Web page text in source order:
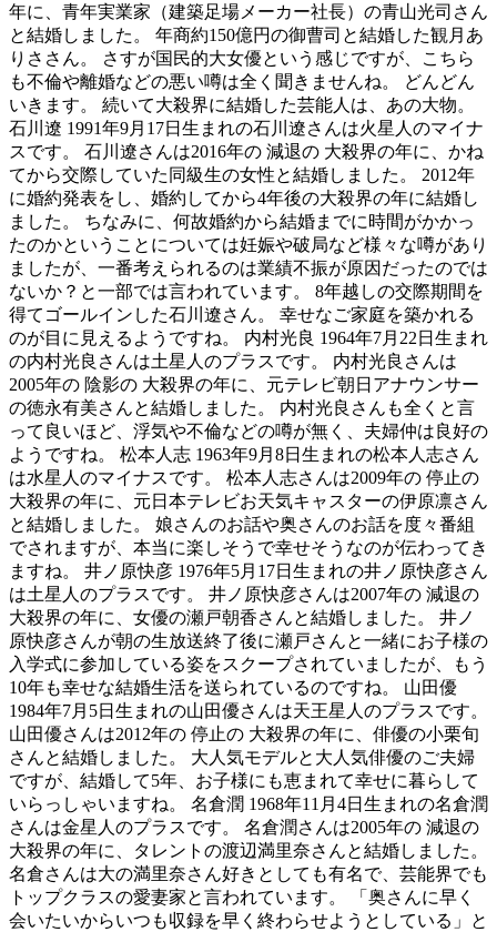
年に、青年実業家（建築足場メーカー社長）の青山光司さん
と結婚しました。 年商約150億円の御曹司と結婚した観月あ
りささん。 さすが国民的大女優という感じですが、こちら
も不倫や離婚などの悪い噂は全く聞きませんね。 どんどん
いきます。 続いて大殺界に結婚した芸能人は、あの大物。
石川遼 1991年9月17日生まれの石川遼さんは火星人のマイナ
スです。 石川遼さんは2016年の 減退の 大殺界の年に、かね
てから交際していた同級生の女性と結婚しました。 2012年
に婚約発表をし、婚約してから4年後の大殺界の年に結婚し
ました。 ちなみに、何故婚約から結婚までに時間がかかっ
たのかということについては妊娠や破局など様々な噂があり
ましたが、一番考えられるのは業績不振が原因だったのでは
ないか？と一部では言われています。 8年越しの交際期間を
得てゴールインした石川遼さん。 幸せなご家庭を築かれる
のが目に見えるようですね。 内村光良 1964年7月22日生まれ
の内村光良さんは土星人のプラスです。 内村光良さんは
2005年の 陰影の 大殺界の年に、元テレビ朝日アナウンサー
の徳永有美さんと結婚しました。 内村光良さんも全くと言
って良いほど、浮気や不倫などの噂が無く、夫婦仲は良好の
ようですね。 松本人志 1963年9月8日生まれの松本人志さん
は水星人のマイナスです。 松本人志さんは2009年の 停止の
大殺界の年に、元日本テレビお天気キャスターの伊原凛さん
と結婚しました。 娘さんのお話や奥さんのお話を度々番組
でされますが、本当に楽しそうで幸せそうなのが伝わってき
ますね。 井ノ原快彦 1976年5月17日生まれの井ノ原快彦さん
は土星人のプラスです。 井ノ原快彦さんは2007年の 減退の
大殺界の年に、女優の瀬戸朝香さんと結婚しました。 井ノ
原快彦さんが朝の生放送終了後に瀬戸さんと一緒にお子様の
入学式に参加している姿をスクープされていましたが、もう
10年も幸せな結婚生活を送られているのですね。 山田優
1984年7月5日生まれの山田優さんは天王星人のプラスです。
山田優さんは2012年の 停止の 大殺界の年に、俳優の小栗旬
さんと結婚しました。 大人気モデルと大人気俳優のご夫婦
ですが、結婚して5年、お子様にも恵まれて幸せに暮らして
いらっしゃいますね。 名倉潤 1968年11月4日生まれの名倉潤
さんは金星人のプラスです。 名倉潤さんは2005年の 減退の
大殺界の年に、タレントの渡辺満里奈さんと結婚しました。
名倉さんは大の満里奈さん好きとしても有名で、芸能界でも
トップクラスの愛妻家と言われています。 「奥さんに早く
会いたいからいつも収録を早く終わらせようとしている」と